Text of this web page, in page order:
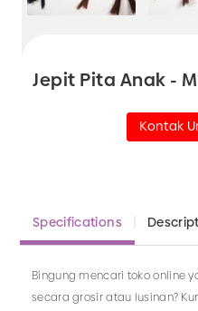
Jepit Pita Anak -
Kontak
Specifications
Bingung mencari toko online
secara grosir atau lusinan?